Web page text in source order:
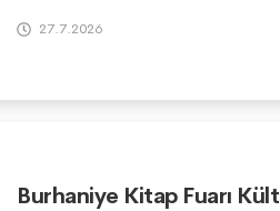
27.7.2026
Burhaniye Kitap Fuarı